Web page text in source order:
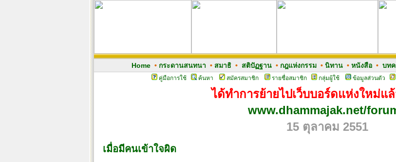
Home• กระดานสนทนา • สมาธิ• สติปัฏฐาน• กฎแห่งกรรม• นิทาน• หนังสือ• บท
คู่มือการใช้ ค้นหา สมัครสมาชิก รายชื่อสมาชิก กลุ่มผู้ใช้ ข้อมูลส่วนตัว
ได้ทำการย้ายไปเว็บบอร์ดแห่งใหม่แ
www.dhammajak.net/
15 ตุลาคม 2551
เมื่อมีคนเข้าใจผิด